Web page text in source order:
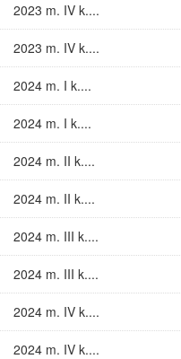
2023 m. IV k....
2023 m. IV k....
2024 m. I k....
2024 m. I k....
2024 m. II k....
2024 m. II k....
2024 m. III k....
2024 m. III k....
2024 m. IV k....
2024 m. IV k....